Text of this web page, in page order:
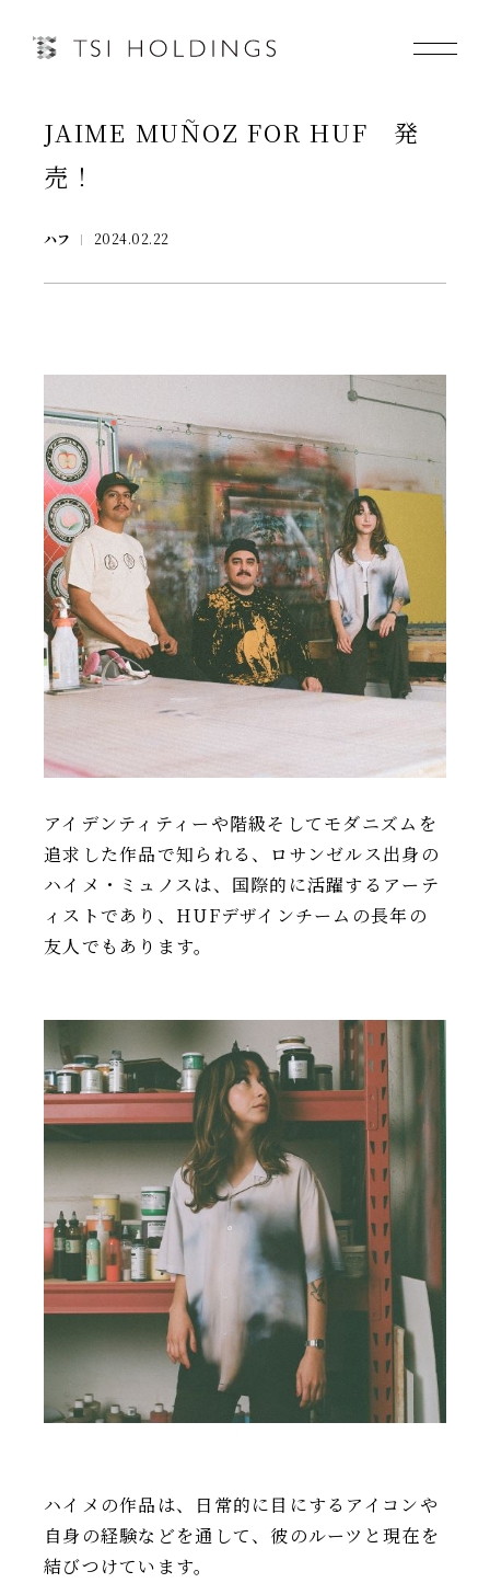
Information
Brand News
Sustainability
会社情報
IR情報
TSIトピックス
Foreign Investor
採用情報
お問い合わせ
JAIME MUÑOZ FOR HUF 発
売！
ハフ 2024.02.22
アイデンティティーや階級そしてモダニズムを
追求した作品で知られる、ロサンゼルス出身の
ハイメ・ミュノスは、国際的に活躍するアーテ
ィストであり、HUFデザインチームの長年の
友人でもあります。
ハイメの作品は、日常的に目にするアイコンや
自身の経験などを通して、彼のルーツと現在を
結びつけています。